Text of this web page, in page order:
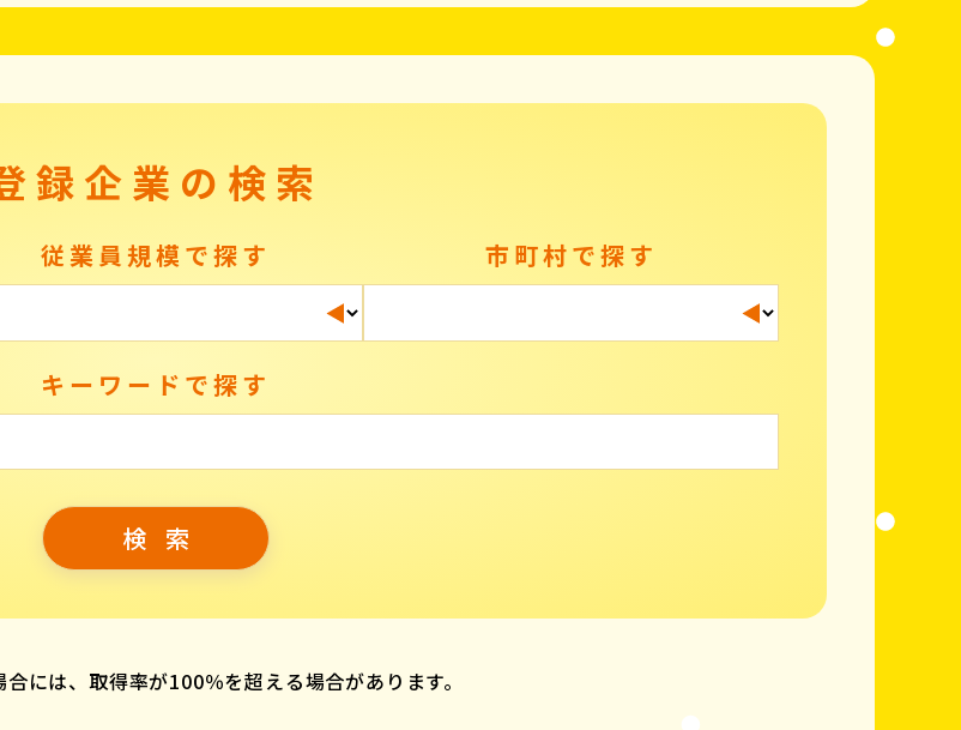
録企業の検索
従業員規模で探す 市町村で探す
キーワードで探す
には、取得率が100％を超える場合があります。